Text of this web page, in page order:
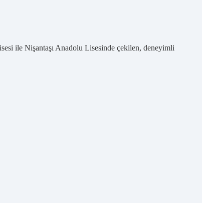
ile Nişantaşı Anadolu Lisesinde çekilen, deneyimli